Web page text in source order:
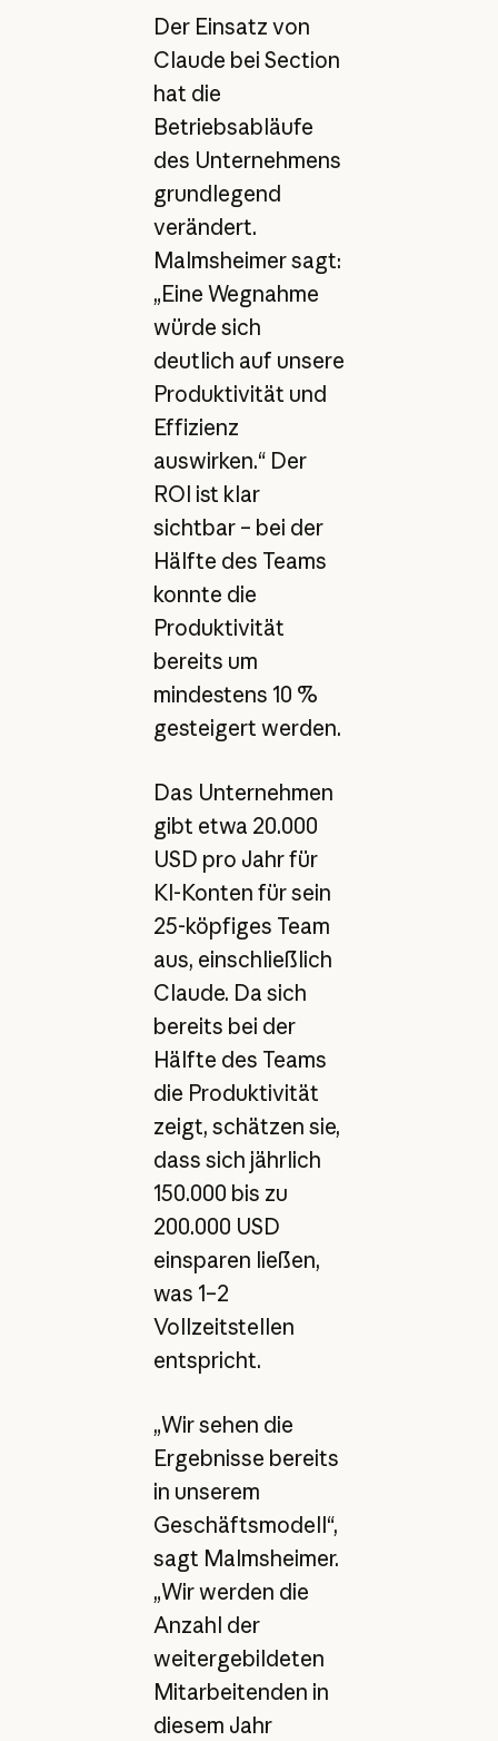
Der Einsatz von
Claude bei Section
hat die
Betriebsabläufe
des Unternehmens
grundlegend
verändert.
Malmsheimer sagt:
„Eine Wegnahme
würde sich
deutlich auf unsere
Produktivität und
Effizienz
auswirken.“ Der
ROI ist klar
sichtbar – bei der
Hälfte des Teams
konnte die
Produktivität
bereits um
mindestens 10 %
gesteigert werden.
Das Unternehmen
gibt etwa 20.000
USD pro Jahr für
KI-Konten für sein
25-köpfiges Team
aus, einschließlich
Claude. Da sich
bereits bei der
Hälfte des Teams
die Produktivität
zeigt, schätzen sie,
dass sich jährlich
150.000 bis zu
200.000 USD
einsparen ließen,
was 1–2
Vollzeitstellen
entspricht.
„Wir sehen die
Ergebnisse bereits
in unserem
Geschäftsmodell“,
sagt Malmsheimer.
„Wir werden die
Anzahl der
weitergebildeten
Mitarbeitenden in
diesem Jahr